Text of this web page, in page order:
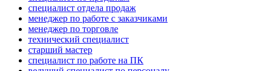
специалист отдела продаж
менеджер по работе с заказчиками
менеджер по торговле
технический специалист
старший мастер
специалист по работе на ПК